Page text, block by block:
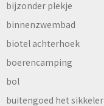
bijzonder plekje
binnenzwembad
biotel achterhoek
boerencamping
bol
buitengoed het sikkeler